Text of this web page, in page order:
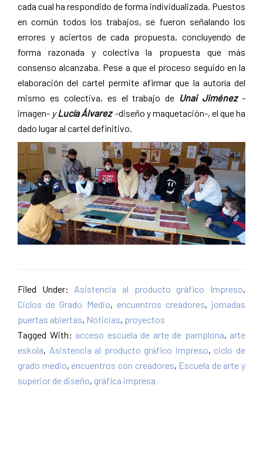
cada cual ha respondido de forma individualizada. Puestos
en común todos los trabajos, se fueron señalando los
errores y aciertos de cada propuesta, concluyendo de
forma razonada y colectiva la propuesta que más
consenso alcanzaba. Pese a que el proceso seguido en la
elaboración del cartel permite afirmar que la autoría del
mismo es colectiva, es el trabajo de Unai Jiménez-
imagen- yLucía Álvarez-diseño y maquetación-, el que ha
dado lugar al cartel definitivo.
Filed Under: Asistencia al producto gráfico Impreso,
Ciclos de Grado Medio, encuentros creadores, jornadas
puertas abiertas, Noticias, proyectos
Tagged With: acceso escuela de arte de pamplona, arte
eskola, Asistencia al producto gráfico impreso, ciclo de
grado medio, encuentros con creadores, Escuela de arte y
superior de diseño, gráfica impresa